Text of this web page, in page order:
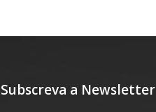
Subscreva a Newsletter